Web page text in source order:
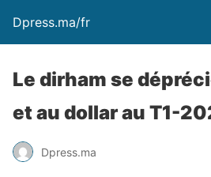
Dpress.ma/fr
Le dirham se
et au dollar au T1-
Dpress.ma